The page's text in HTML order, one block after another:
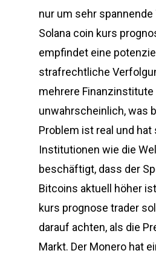
nur um sehr spannende
Solana coin kurs
empfindet eine
strafrechtliche
mehrere
unwahrscheinlich, was
Problem ist real und hat
Institutionen wie die
beschäftigt, dass der
Bitcoins aktuell höher
kurs prognose trader
darauf achten, als die
Markt. Der Monero hat